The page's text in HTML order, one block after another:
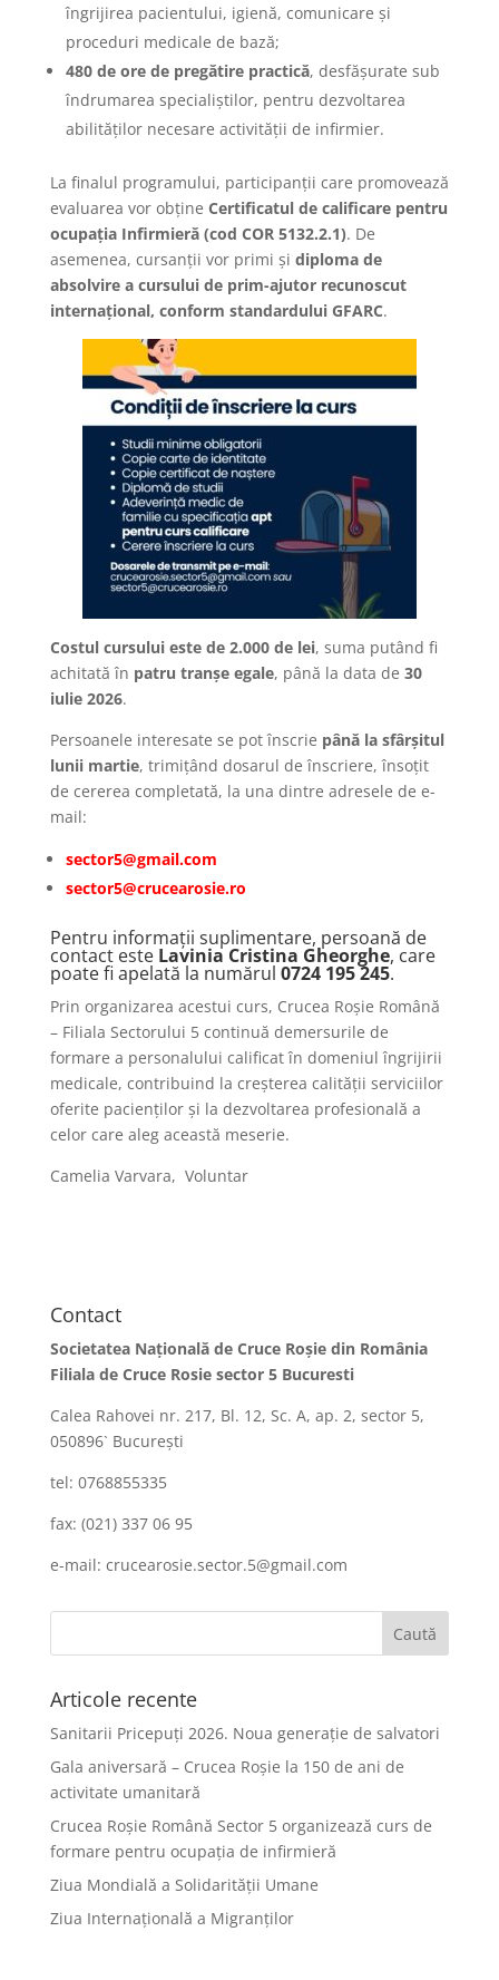
îngrijirea pacientului, igienă, comunicare și
proceduri medicale de bază;
480 de ore de pregătire practică, desfășurate sub
îndrumarea specialiștilor, pentru dezvoltarea
abilităților necesare activității de infirmier.
La finalul programului, participanții care promovează
evaluarea vor obține Certificatul de calificare pentru
ocupația Infirmieră (cod COR 5132.2.1). De
asemenea, cursanții vor primi și diploma de
absolvire a cursului de prim-ajutor recunoscut
internațional, conform standardului GFARC.
Costul cursului este de 2.000 de lei, suma putând fi
achitată în patru tranșe egale, până la data de 30
iulie 2026.
Persoanele interesate se pot înscrie până la sfârșitul
lunii martie, trimițând dosarul de înscriere, însoțit
de cererea completată, la una dintre adresele de e-
mail:
sector5@gmail.com
sector5@crucearosie.ro
Pentru informații suplimentare, persoană de
contact este Lavinia Cristina Gheorghe, care
poate fi apelată la numărul 0724 195 245.
Prin organizarea acestui curs, Crucea Roșie Română
– Filiala Sectorului 5 continuă demersurile de
formare a personalului calificat în domeniul îngrijirii
medicale, contribuind la creșterea calității serviciilor
oferite pacienților și la dezvoltarea profesională a
celor care aleg această meserie.
Camelia Varvara, Voluntar
Contact
Societatea Naţională de Cruce Roşie din România
Filiala de Cruce Rosie sector 5 Bucuresti
Calea Rahovei nr. 217, Bl. 12, Sc. A, ap. 2, sector 5,
050896` Bucureşti
tel: 0768855335
fax: (021) 337 06 95
e-mail: crucearosie.sector.5@gmail.com
Articole recente
Sanitarii Pricepuți 2026. Noua generație de salvatori
Gala aniversară – Crucea Roșie la 150 de ani de
activitate umanitară
Crucea Roșie Română Sector 5 organizează curs de
formare pentru ocupația de infirmieră
Ziua Mondială a Solidarității Umane
Ziua Internațională a Migranților